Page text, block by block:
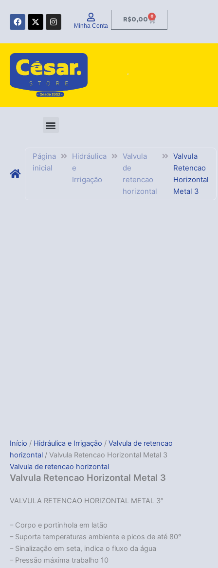
para F
a
c
o
o
k
X
-
t
t
t
e
I
n
s
g
r
a
m
Minha Conta
R$0,00 0
Carrinho
Página
inicial
Hidráulica
e
Irrigação
Valvula
de
retencao
horizontal
Valvula
Retencao
Horizontal
Metal 3
Início / Hidráulica e Irrigação / Valvula de retencao
horizontal / Valvula Retencao Horizontal Metal 3
Valvula de retencao horizontal
Valvula Retencao Horizontal Metal 3
VALVULA RETENCAO HORIZONTAL METAL 3″
– Corpo e portinhola em latão
– Suporta temperaturas ambiente e picos de até 80°
– Sinalização em seta, indica o fluxo da água
– Pressão máxima trabalho 10